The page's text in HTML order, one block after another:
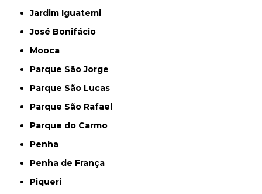
Jardim Iguatemi
José Bonifácio
Mooca
Parque São Jorge
Parque São Lucas
Parque São Rafael
Parque do Carmo
Penha
Penha de França
Piqueri